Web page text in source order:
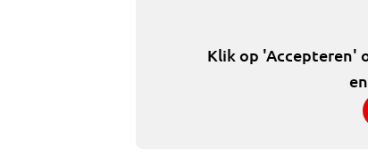
Klik op 'Accepteren'